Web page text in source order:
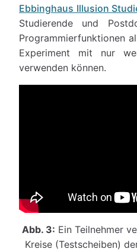
Ebbinghaus Illusion
Studierende und
Programmierfunktionen
Experiment mit nur
verwenden können.
Abb. 3: Ein Teilnehmer
Kreise (Testscheiben)